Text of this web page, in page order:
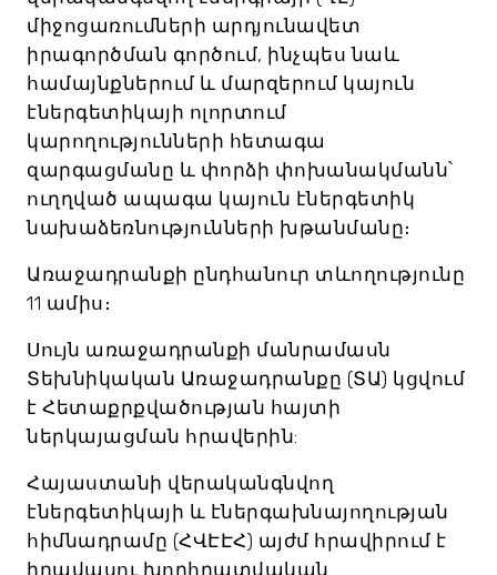
միջոցառումների արդյունավետ
իրագործման գործում, ինչպես նաև
համայնքներում և մարզերում կայուն
էներգետիկայի ոլորտում
կարողությունների հետագա
զարգացմանը և փորձի փոխանակմանն՝
ուղղված ապագա կայուն էներգետիկ
նախաձեռնությունների խթանմանը։
Առաջադրանքի ընդհանուր տևողությունը
11 ամիս։
Սույն առաջադրանքի մանրամասն
Տեխնիկական Առաջադրանքը (ՏԱ) կցվում
է Հետաքրքվածության հայտի
ներկայացման հրավերին:
Հայաստանի վերականգնվող
էներգետիկայի և էներգախնայողության
հիմնադրամը (ՀՎԷԷՀ) այժմ հրավիրում է
իրավասու խորհրատվական